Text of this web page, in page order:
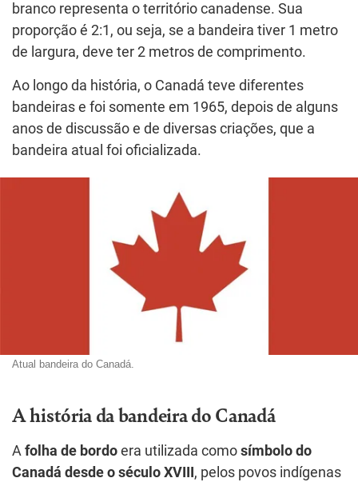
branco representa o território canadense. Sua
proporção é 2:1, ou seja, se a bandeira tiver 1 metro
de largura, deve ter 2 metros de comprimento.
Ao longo da história, o Canadá teve diferentes
bandeiras e foi somente em 1965, depois de alguns
anos de discussão e de diversas criações, que a
bandeira atual foi oficializada.
Atual bandeira do Canadá.
A história da bandeira do Canadá
A folha de bordo era utilizada como símbolo do
Canadá desde o século XVIII , pelos povos indígenas